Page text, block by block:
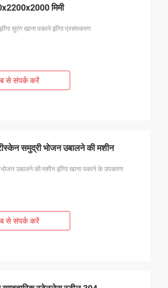
मिमी
सुरंग खाना पकाने झींगा प्रसंस्करण
से संपर्क करें
समुद्री भोजन उबालने की मशीन
भोजन उबालने की मशीन झींगा खाना पकाने के उपकरण
से संपर्क करें